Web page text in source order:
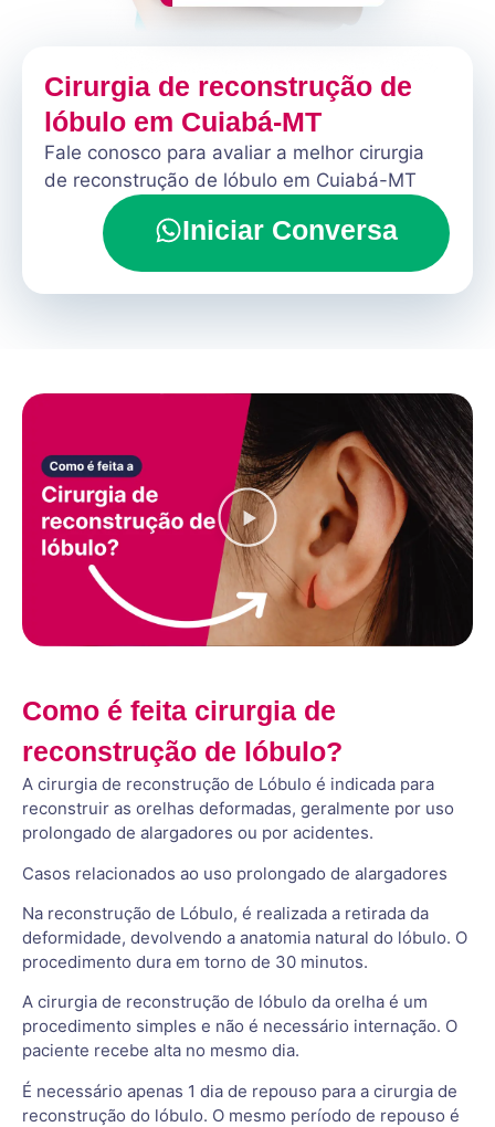
Cirurgia de reconstrução de
lóbulo em Cuiabá-MT
Fale conosco para avaliar a melhor cirurgia
de reconstrução de lóbulo em Cuiabá-MT
Iniciar Conversa
Como é feita cirurgia de
reconstrução de lóbulo?
A cirurgia de reconstrução de Lóbulo é indicada para
reconstruir as orelhas deformadas, geralmente por uso
prolongado de alargadores ou por acidentes.
Casos relacionados ao uso prolongado de alargadores
Na reconstrução de Lóbulo, é realizada a retirada da
deformidade, devolvendo a anatomia natural do lóbulo. O
procedimento dura em torno de 30 minutos.
A cirurgia de reconstrução de lóbulo da orelha é um
procedimento simples e não é necessário internação. O
paciente recebe alta no mesmo dia.
É necessário apenas 1 dia de repouso para a cirurgia de
reconstrução do lóbulo. O mesmo período de repouso é